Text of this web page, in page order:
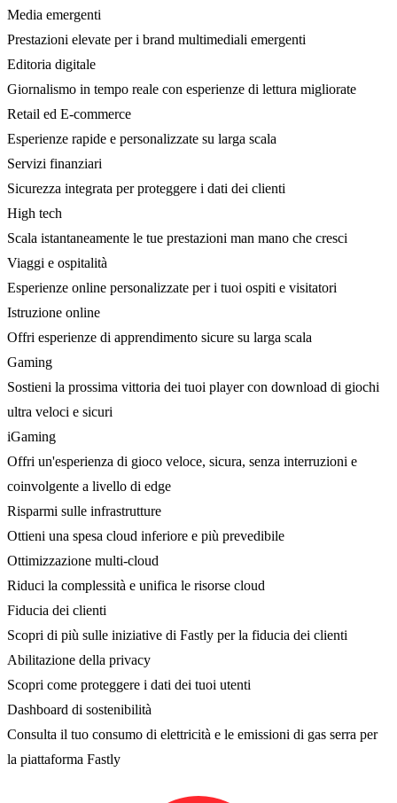
Media emergenti
Prestazioni elevate per i brand multimediali emergenti
Editoria digitale
Giornalismo in tempo reale con esperienze di lettura migliorate
Retail ed E-commerce
Esperienze rapide e personalizzate su larga scala
Servizi finanziari
Sicurezza integrata per proteggere i dati dei clienti
High tech
Scala istantaneamente le tue prestazioni man mano che cresci
Viaggi e ospitalità
Esperienze online personalizzate per i tuoi ospiti e visitatori
Istruzione online
Offri esperienze di apprendimento sicure su larga scala
Gaming
Sostieni la prossima vittoria dei tuoi player con download di giochi
ultra veloci e sicuri
iGaming
Offri un'esperienza di gioco veloce, sicura, senza interruzioni e
coinvolgente a livello di edge
Risparmi sulle infrastrutture
Ottieni una spesa cloud inferiore e più prevedibile
Ottimizzazione multi-cloud
Riduci la complessità e unifica le risorse cloud
Fiducia dei clienti
Scopri di più sulle iniziative di Fastly per la fiducia dei clienti
Abilitazione della privacy
Scopri come proteggere i dati dei tuoi utenti
Dashboard di sostenibilità
Consulta il tuo consumo di elettricità e le emissioni di gas serra per
la piattaforma Fastly